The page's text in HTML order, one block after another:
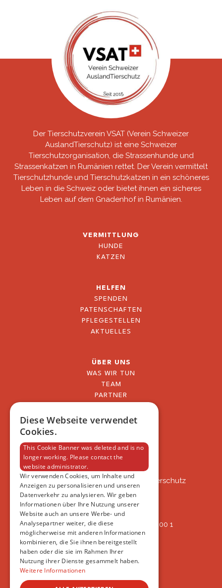
Der Tierschutzverein VSAT (Verein Schweizer
AuslandTierschutz) ist eine Schweizer
Tierschutzorganisation, die Strassenhunde und
Strassenkatzen in Rumänien rettet. Der Verein vermittelt
Tierschutzhunde und Tierschutzkatzen in ein schöneres
Leben in die Schweiz oder bietet ihnen ein sicheres
Leben auf dem Gnadenhof in Rumänien.
VERMITTLUNG
HUNDE
KATZEN
HELFEN
SPENDEN
PATENSCHAFTEN
PFLEGESTELLEN
AKTUELLES
ÜBER UNS
WAS WIR TUN
TEAM
PARTNER
FAQ
VSAT
VSAT - Verein Schweizer Auslandtierschutz
Oberlangnauerstrasse 13b
9562 Märwil
IBAN: CH82 00 78 4297 8786 7200 1
ERREICHBAR
AB 17:45
+41 44 594 66 25
Diese Webseite verwendet
Cookies.
This Cookie Banner was deleted and is no
longer working. Please contact the
website administrator.
Wir verwenden Cookies, um Inhalte und
Anzeigen zu personalisieren und unseren
Datenverkehr zu analysieren. Wir geben
Informationen über Ihre Nutzung unserer
Website auch an unsere Werbe- und
Analysepartner weiter, die diese
möglicherweise mit anderen Informationen
kombinieren, die Sie ihnen bereitgestellt
haben oder die sie im Rahmen Ihrer
Nutzung ihrer Dienste gesammelt haben.
Weitere Informationen